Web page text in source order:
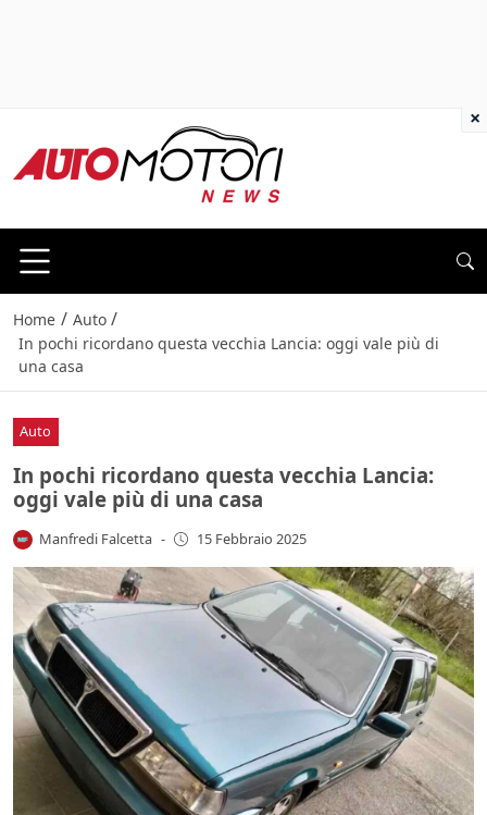
Home / Auto /
In pochi ricordano questa vecchia Lancia: oggi vale più di
una casa
Auto
In pochi ricordano questa vecchia Lancia:
oggi vale più di una casa
Manfredi Falcetta - 15 Febbraio 2025
×